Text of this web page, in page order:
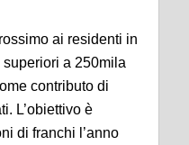
ai residenti in
a 250mila
contributo di
L’obiettivo è
di franchi l’anno